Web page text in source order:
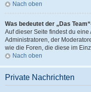
Nach oben
Was bedeutet der „Das
Auf dieser Seite findest du
Administratoren, der
wie die Foren, die diese im
Nach oben
Private Nachrichten